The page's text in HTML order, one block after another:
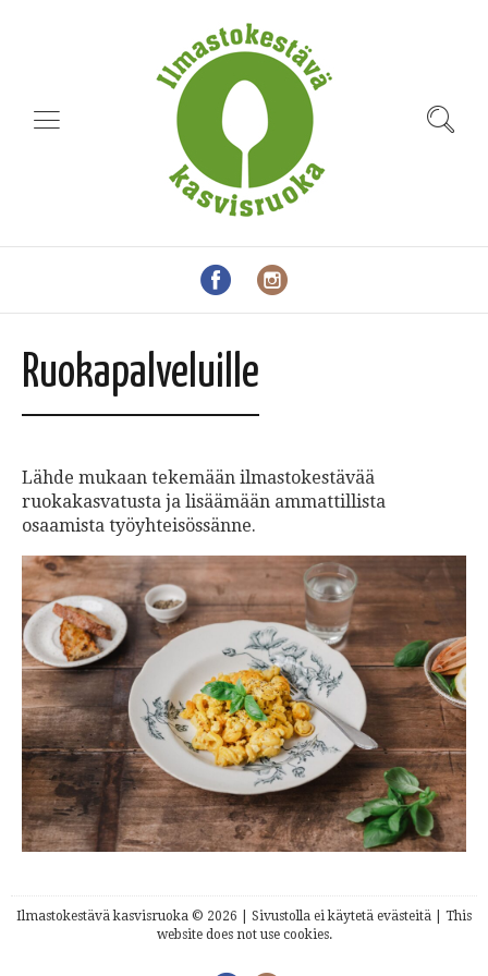
Ruokapalveluille
Lähde mukaan tekemään ilmastokestävää
ruokakasvatusta ja lisäämään ammattillista
osaamista työyhteisössänne.
Ilmastokestävä kasvisruoka © 2026 | Sivustolla ei käytetä evästeitä | This
website does not use cookies.